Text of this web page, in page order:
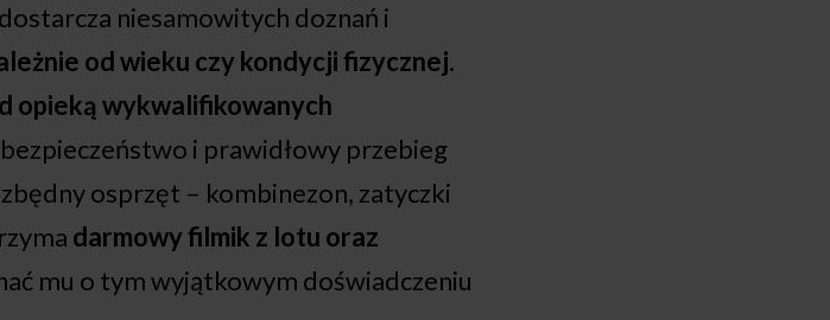
niesamowitych doznań i
od wieku czy kondycji fizycznej.
opieką wykwalifikowanych
i prawidłowy przebieg
osprzęt – kombinezon, zatyczki
darmowy filmik z lotu oraz
mu o tym wyjątkowym doświadczeniu